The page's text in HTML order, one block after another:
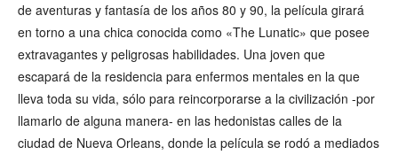
de aventuras y fantasía de los años 80 y 90, la película girará
en torno a una chica conocida como «The Lunatic» que posee
extravagantes y peligrosas habilidades. Una joven que
escapará de la residencia para enfermos mentales en la que
lleva toda su vida, sólo para reincorporarse a la civilización -por
llamarlo de alguna manera- en las hedonistas calles de la
ciudad de Nueva Orleans, donde la película se rodó a mediados